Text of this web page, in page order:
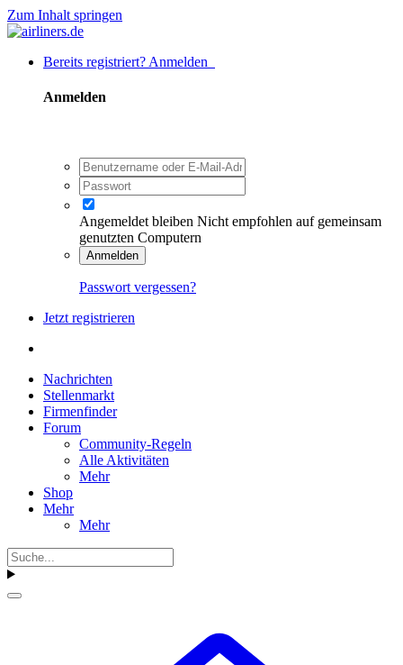
Zum Inhalt springen
Bereits registriert? Anmelden
Anmelden
Angemeldet bleiben Nicht empfohlen auf gemeinsam
genutzten Computern
Anmelden
Passwort vergessen?
Jetzt registrieren
Nachrichten
Stellenmarkt
Firmenfinder
Forum
Community-Regeln
Alle Aktivitäten
Mehr
Shop
Mehr
Mehr